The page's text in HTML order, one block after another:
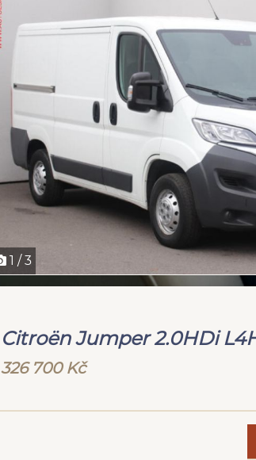
1 / 3
Citroën Jumper 2.0HDi
326 700 Kč